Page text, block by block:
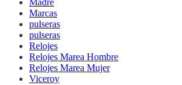
Madre
Marcas
pulseras
pulseras
Relojes
Relojes Marea Hombre
Relojes Marea Mujer
Viceroy